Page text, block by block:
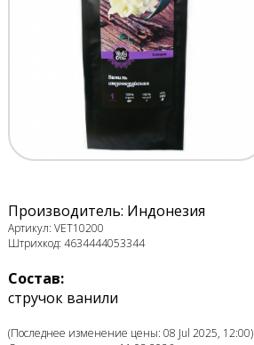
Производитель: Индонезия
Артикул: VET10200
Штрихкод: 4634444053344
Состав:
стручок ванили
(Последнее изменение цены: 08 Jul 2025, 12:00)